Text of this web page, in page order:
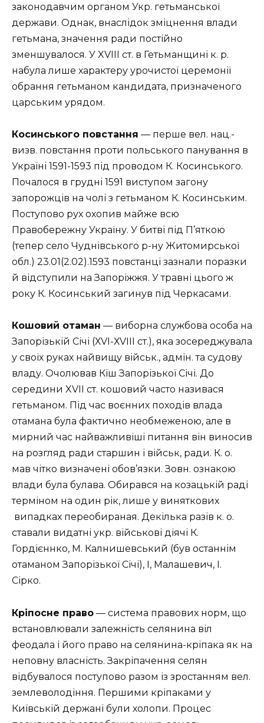
законодавчим органом Укр. гетьманської
держави. Однак, внаслідок зміцнення влади
гетьмана, значення ради постійно
зменшувалося. У XVIII ст. в Гетьманщині к. р.
набула лише характеру урочистої церемонії
обрання гетьманом кандидата, призначеного
царським урядом.
Косинського повстання — перше вел. нац.-
визв. повстання проти польського панування в
Україні 1591-1593 під проводом К. Косинського.
Почалося в грудні 1591 виступом загону
запорожців на чолі з гетьманом К. Косинським.
Поступово рух охопив майже всю
Правобережну Україну. У битві під П’яткою
(тепер село Чуднівського р-ну Житомирської
обл.) 23.01(2.02).1593 повстанці зазнали поразки
й відступили на Запоріжжя. У травні цього ж
року К. Косинський загинув під Черкасами.
Кошовий отаман — виборна службова особа на
Запорізькій Січі (ХVІ-ХVІІІ ст.), яка зосереджувала
у своїх руках найвищу військ., адмін. та судову
владу. Очолював Кіш Запорізької Січі. До
середини XVII ст. кошовий часто називася
гетьманом. Під час воєнних походів влада
отамана була фактично необмеженою, але в
мирний час найважливіші питання він виносив
на розгляд ради старшин і військ, ради. К. о.
мав чітко визначені обов’язки. Зовн. ознакою
влади була булава. Обирався на козацькій раді
терміном на один рік, лише у виняткових
випадках переобираная. Декілька разів к. о.
ставали видатні укр. військові діячі К.
Гордієннко, М. Калнишевський (був останнім
отаманом Запорізької Січі), І, Малашевич, І.
Сірко.
Кріпосне право — система правових норм, що
встановлювали залежність селянина віл
феодала і його право на селянина-кріпака як на
неповну власність. Закріпачення селян
відбувалося поступово разом із зростанням вел.
землеволодіння. Першими кріпаками у
Київській держані були холопи. Процес